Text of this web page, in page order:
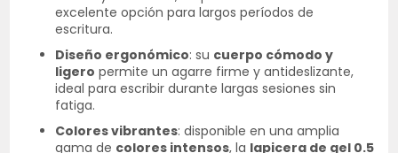
excelente opción para largos períodos de
escritura.
Diseño ergonómico: su cuerpo cómodo y
ligero permite un agarre firme y antideslizante,
ideal para escribir durante largas sesiones sin
fatiga.
Colores vibrantes: disponible en una amplia
gama de colores intensos, la lapicera de gel 0.5